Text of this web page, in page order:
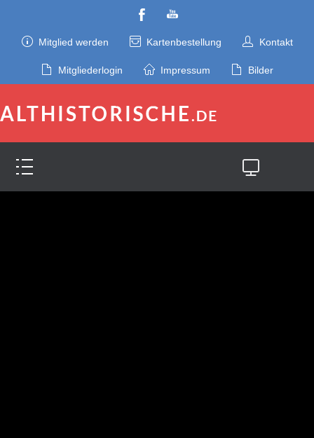
Mitglied werden Kartenbestellung Kontakt
Mitgliederlogin Impressum Bilder